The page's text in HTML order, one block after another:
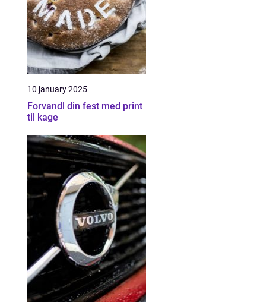
10 january 2025
Forvandl din fest med print
til kage